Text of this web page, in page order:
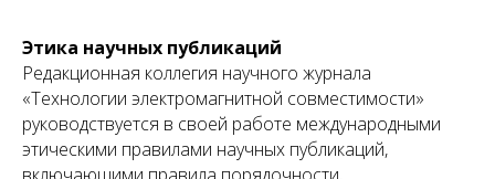
Этика научных публикаций
Редакционная коллегия научного журнала
«Технологии электромагнитной совместимости»
руководствуется в своей работе международными
этическими правилами научных публикаций,